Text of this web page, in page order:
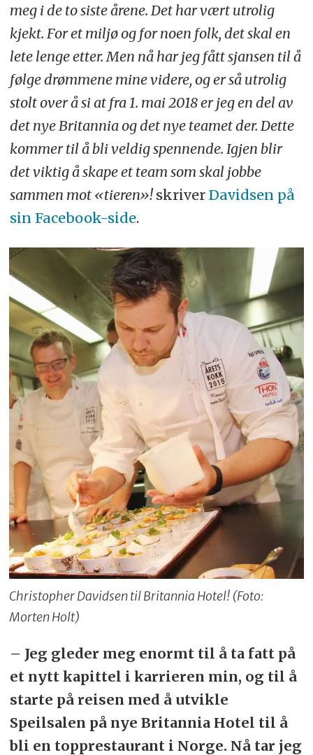
meg i de to siste årene. Det har vært utrolig
kjekt. For et miljø og for noen folk, det skal en
lete lenge etter. Men nå har jeg fått sjansen til å
følge drømmene mine videre, og er så utrolig
stolt over å si at fra 1. mai 2018 er jeg en del av
det nye Britannia og det nye teamet der. Dette
kommer til å bli veldig spennende. Igjen blir
det viktig å skape et team som skal jobbe
sammen mot «tieren»!skriverDavidsen på
sin Facebook-side.
Christopher Davidsen til Britannia Hotel! (Foto:
Morten Holt)
– Jeg gleder meg enormt til å ta fatt på
et nytt kapittel i karrieren min, og til å
starte på reisen med å utvikle
Speilsalen på nye Britannia Hotel til å
bli en topprestaurant i Norge. Nå tar jeg